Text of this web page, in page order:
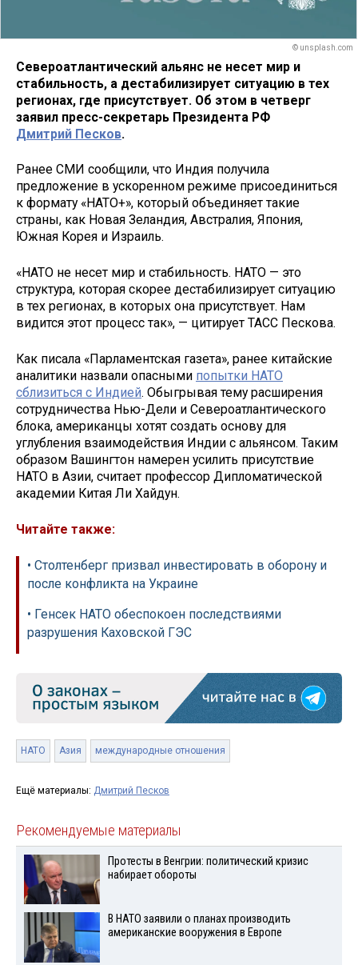
© unsplash.com
Североатлантический альянс не несет мир и
стабильность, а дестабилизирует ситуацию в тех
регионах, где присутствует. Об этом в четверг
заявил пресс-секретарь Президента РФ
Дмитрий Песков.
Ранее СМИ сообщили, что Индия получила
предложение в ускоренном режиме присоединиться
к формату «НАТО+», который объединяет такие
страны, как Новая Зеландия, Австралия, Япония,
Южная Корея и Израиль.
«НАТО не несет мир и стабильность. НАТО — это
структура, которая скорее дестабилизирует ситуацию
в тех регионах, в которых она присутствует. Нам
видится этот процесс так», — цитирует ТАСС Пескова.
Как писала «Парламентская газета», ранее китайские
аналитики назвали опасными попытки НАТО
сблизиться с Индией. Обыгрывая тему расширения
сотрудничества Нью-Дели и Североатлантического
блока, американцы хотят создать основу для
углубления взаимодействия Индии с альянсом. Таким
образом Вашингтон намерен усилить присутствие
НАТО в Азии, считает профессор Дипломатической
академии Китая Ли Хайдун.
Читайте также:
• Столтенберг призвал инвестировать в оборону и
после конфликта на Украине
• Генсек НАТО обеспокоен последствиями
разрушения Каховской ГЭС
НАТО Азия международные отношения
Ещё материалы: Дмитрий Песков
Рекомендуемые материалы
Протесты в Венгрии: политический кризис
набирает обороты
В НАТО заявили о планах производить
американские вооружения в Европе